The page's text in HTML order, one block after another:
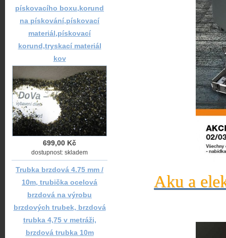
Aku a
pískovacího boxu,korund
na pískování,pískovací
materiál,pískovací
korund,tryskací materiál
kov
699,00 Kč
dostupnost: skladem
Trubka brzdová 4.75 mm /
10m, trubička ocelová
brzdová na výrobu
brzdových trubek, brzdová
trubka 4,75 v metráži,
brzdová trubka 10m